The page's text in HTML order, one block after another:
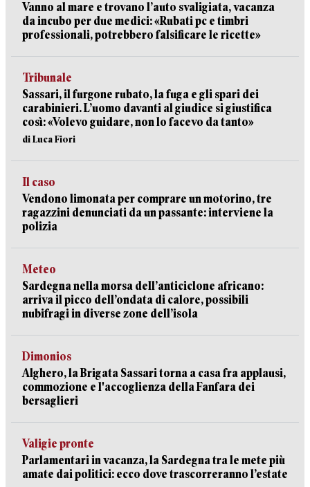
Vanno al mare e trovano l’auto svaligiata, vacanza
da incubo per due medici: «Rubati pc e timbri
professionali, potrebbero falsificare le ricette»
Tribunale
Sassari, il furgone rubato, la fuga e gli spari dei
carabinieri. L’uomo davanti al giudice si giustifica
così: «Volevo guidare, non lo facevo da tanto»
di Luca Fiori
Il caso
Vendono limonata per comprare un motorino, tre
ragazzini denunciati da un passante: interviene la
polizia
Meteo
Sardegna nella morsa dell’anticiclone africano:
arriva il picco dell’ondata di calore, possibili
nubifragi in diverse zone dell’isola
Dimonios
Alghero, la Brigata Sassari torna a casa fra applausi,
commozione e l'accoglienza della Fanfara dei
bersaglieri
Valigie pronte
Parlamentari in vacanza, la Sardegna tra le mete più
amate dai politici: ecco dove trascorreranno l’estate